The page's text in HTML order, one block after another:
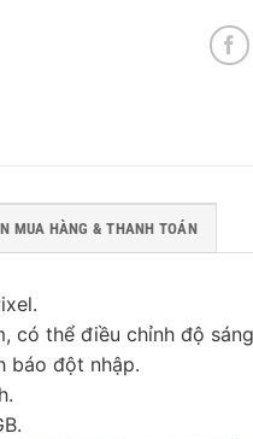
MUA HÀNG & THANH TOÁN
có thể điều chỉnh độ
báo đột nhập.